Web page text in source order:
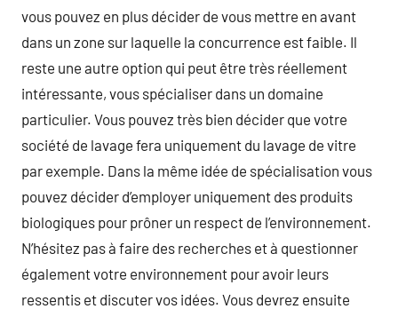
vous pouvez en plus décider de vous mettre en avant
dans un zone sur laquelle la concurrence est faible. Il
reste une autre option qui peut être très réellement
intéressante, vous spécialiser dans un domaine
particulier. Vous pouvez très bien décider que votre
société de lavage fera uniquement du lavage de vitre
par exemple. Dans la même idée de spécialisation vous
pouvez décider d’employer uniquement des produits
biologiques pour prôner un respect de l’environnement.
N’hésitez pas à faire des recherches et à questionner
également votre environnement pour avoir leurs
ressentis et discuter vos idées. Vous devrez ensuite